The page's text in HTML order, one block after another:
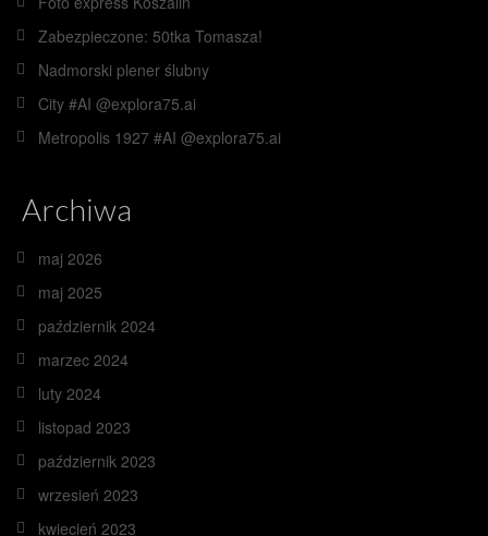
Zabezpieczone: 50tka Tomasza!
Nadmorski plener ślubny
City #AI @explora75.ai
Metropolis 1927 #AI @explora75.ai
Archiwa
maj 2026
maj 2025
październik 2024
marzec 2024
luty 2024
listopad 2023
październik 2023
wrzesień 2023
kwiecień 2023